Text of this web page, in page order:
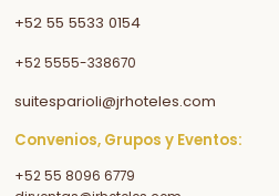
+52 55 5533 0154
+52 5555-338670
suitesparioli@jrhoteles.com
Convenios, Grupos y Eventos:
+52 55 8096 6779